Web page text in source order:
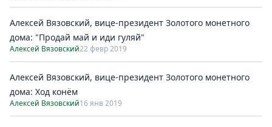
Алексей Вязовский, вице-президент Золотого монетного
дома: "Продай май и иди гуляй"
Алексей Вязовский22 февр 2019
Алексей Вязовский, вице-президент Золотого монетного
дома: Ход конём
Алексей Вязовский16 янв 2019